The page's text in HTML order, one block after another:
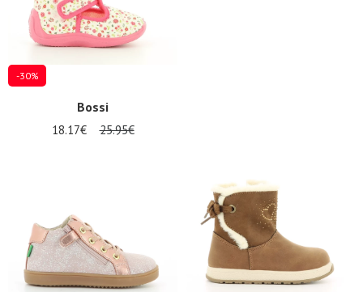
-30%
Bossi
18.17€ 25.95€